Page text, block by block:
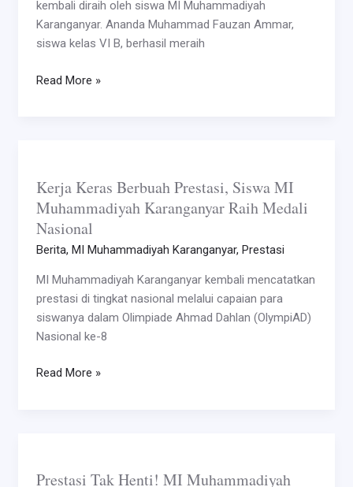
kembali diraih oleh siswa MI Muhammadiyah
Karanganyar. Ananda Muhammad Fauzan Ammar,
siswa kelas VI B, berhasil meraih
Bahasa
Inggris
di
2026
Read More »
Kerja Keras Berbuah Prestasi, Siswa MI
Muhammadiyah Karanganyar Raih Medali
Nasional
Berita, MI Muhammadiyah Karanganyar, Prestasi
MI Muhammadiyah Karanganyar kembali mencatatkan
prestasi di tingkat nasional melalui capaian para
siswanya dalam Olimpiade Ahmad Dahlan (OlympiAD)
Nasional ke-8
Berbuah
Prestasi,
Siswa
MI
Karanganyar
Raih
Medali
Nasional
Read More »
Prestasi Tak Henti! MI Muhammadiyah
Henti!